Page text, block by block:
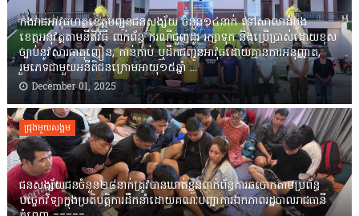
កងរាជឣាវុធហត្ថខេត្តបញ្ជូនជនសង្ស័យ ចំនួន១៤នាក់ ទៅសាលាដំបូង
ខេត្តឣនុវត្តតាមនីតិវិធី ពាក់ព័ន្ធ ករណីជួញដូរ រក្សាទុក និងប្រើប្រាស់ដោយខុស
ច្បាប់នូវសារធាតុញៀន, កាន់កាប់ ឬដឹកជញ្ជូនអាវុធដោយគ្មានការអនុញ្ញាត,
រួមភេទជាមួយអនីតិជនក្រោមអាយុ១៥ឆ្នាំ ...
December 01, 2025
ជ្រុងមួយសង្គម
ជនសង្ស័យជនចំនួន២៨នាក់ត្រូវបានឃាត់ខ្លួនពាក់ព័ន្ធការឆបោកតាមប្រព័ន្ធ
បច្ចេកវិទ្យាក្នុងប្រតិបត្តិការដឹកនាំដោយគណៈបញ្ជាការឯកភាពរដ្ឋបាលរាជធានី